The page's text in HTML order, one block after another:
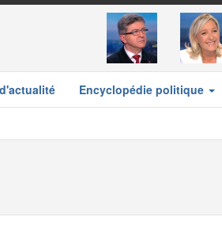
Encyclopédie politique